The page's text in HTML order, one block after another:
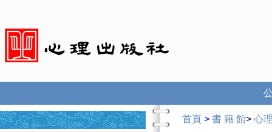
首頁 > 書 籍 館> 心